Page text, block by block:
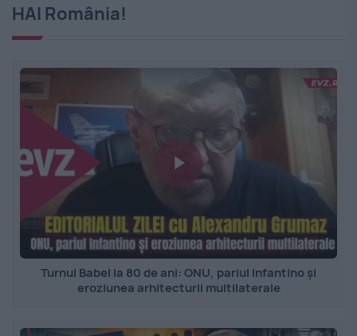
HAI România!
Turnul Babel la 80 de ani: ONU, pariul Infantino și
eroziunea arhitecturii multilaterale